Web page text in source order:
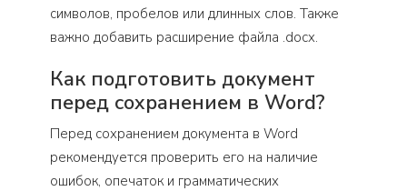
символов, пробелов или длинных слов. Также
важно добавить расширение файла .docx.
Как подготовить документ
перед сохранением в Word?
Перед сохранением документа в Word
рекомендуется проверить его на наличие
ошибок, опечаток и грамматических